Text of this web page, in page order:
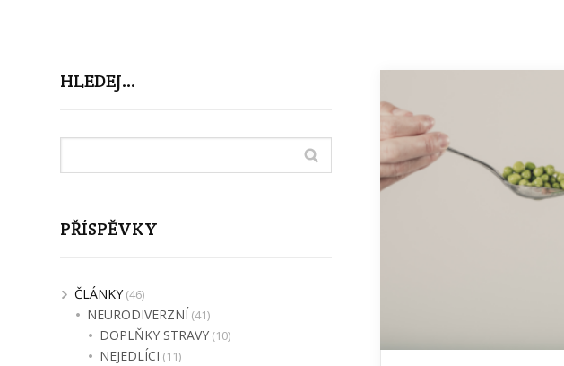
HLEDEJ…
PŘÍSPĚVKY
ČLÁNKY(46)
NEURODIVERZNÍ (41)
DOPLŇKY STRAVY (10)
NEJEDLÍCI (11)